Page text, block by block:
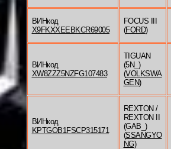
ВИНкод
X9FKXXEEBKCR69005
FOCUS III
(FORD)
ВИНкод
XW8ZZZ5NZFG107483
TIGUAN
(5N_)
(VOLKSWA
GEN)
ВИНкод
KPTGOB1FSCP315171
REXTON /
REXTON II
(GAB_)
(SSANGYO
NG)